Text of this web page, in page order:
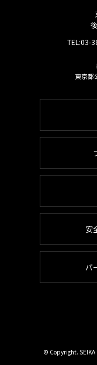
TEL:03-
東京都
安
パ
© Copyright.